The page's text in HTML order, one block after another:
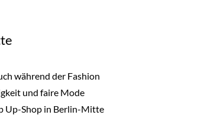
während der Fashion
und faire Mode
Up-Shop in Berlin-Mitte